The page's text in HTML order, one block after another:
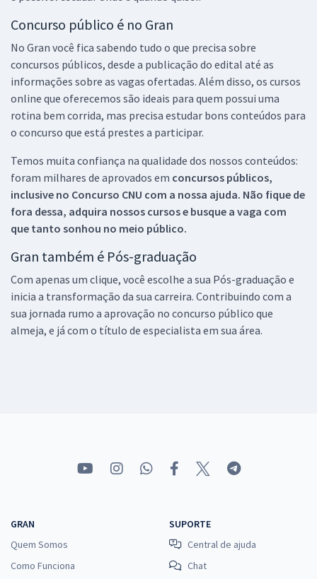
Concurso público é no Gran
No Gran você fica sabendo tudo o que precisa sobre
concursos públicos, desde a publicação do edital até as
informações sobre as vagas ofertadas. Além disso, os cursos
online que oferecemos são ideais para quem possui uma
rotina bem corrida, mas precisa estudar bons conteúdos para
o concurso que está prestes a participar.
Temos muita confiança na qualidade dos nossos conteúdos:
foram milhares de aprovados em concursos públicos,
inclusive no Concurso CNU com a nossa ajuda. Não fique de
fora dessa, adquira nossos cursos e busque a vaga com
que tanto sonhou no meio público.
Gran também é Pós-graduação
Com apenas um clique, você escolhe a sua Pós-graduação e
inicia a transformação da sua carreira. Contribuindo com a
sua jornada rumo a aprovação no concurso público que
almeja, e já com o título de especialista em sua área.
GRAN
Quem Somos
Como Funciona
SUPORTE
Central de ajuda
Chat